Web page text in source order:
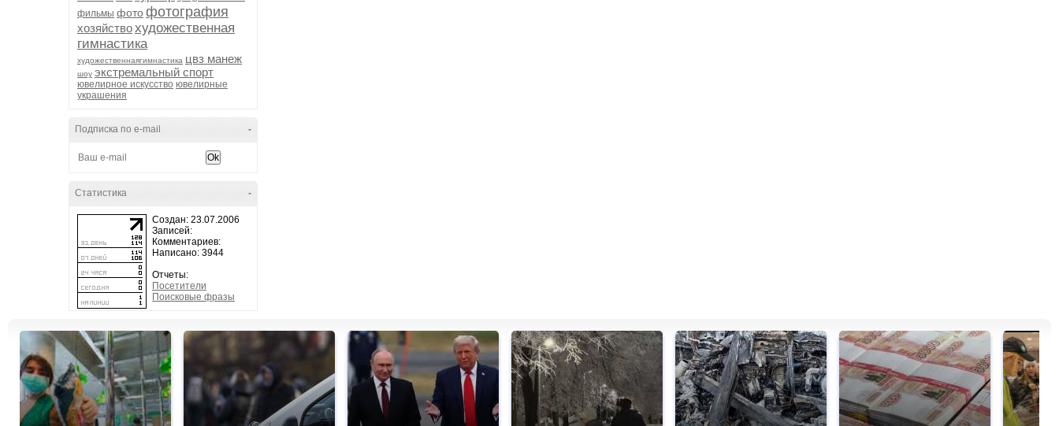
фильмы фотофотография
хозяйствохудожественная
гимнастика
художественнаягимнастика цвз манеж
шоу экстремальный спорт
ювелирное искусство ювелирные
украшения
-
Подписка по e-mail
-
Статистика
Создан: 23.07.2006
Записей:
Комментариев:
Написано: 3944
Отчеты:
Посетители
Поисковые фразы